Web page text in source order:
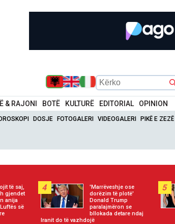
& RAJONI BOTË KULTURË EDITORIAL OPINION
DOSJE FOTOGALERI VIDEOGALERI PIKË E ZEZË
të saj,
gjendet
anija
së
4
'Marrëveshje ose
dorëzim të plotë'
Donald Trump
paralajmëron se
bllokada detare ndaj
Iranit do të vazhdojë
5